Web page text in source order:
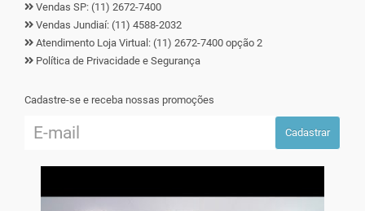
Vendas SP: (11) 2672-7400
Vendas Jundiaí: (11) 4588-2032
Atendimento Loja Virtual: (11) 2672-7400 opção 2
Política de Privacidade e Segurança
Cadastre-se e receba nossas promoções
Cadastrar